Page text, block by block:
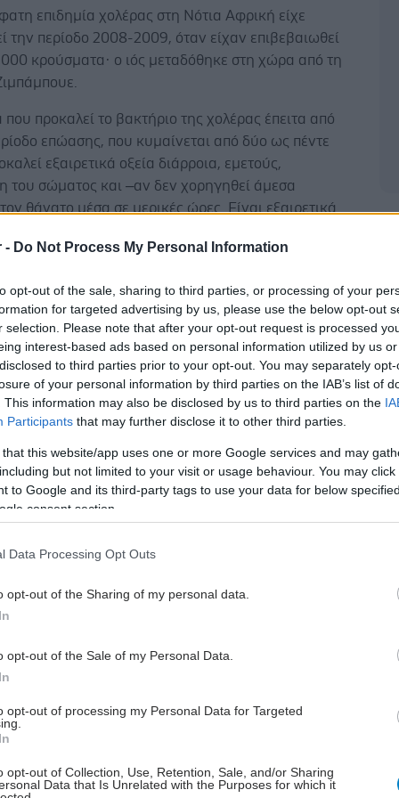
- Do Not Process My Personal Information
opt-out of the sale, sharing to third parties, or processing of your
for targeted advertising by us, please use the below opt-out
selection. Please note that after your opt-out request is processed
interest-based ads based on personal information utilized by us
to third parties prior to your opt-out. You may separately
of your personal information by third parties on the IAB’s list of
This information may also be disclosed by us to third parties on the
Participants that may further disclose it to other third parties.
that this website/app uses one or more Google services and may
but not limited to your visit or usage behaviour. You may
to Google and its third-party tags to use your data for below
consent section.
Data Processing Opt Outs
opt-out of the Sharing of my personal data.
opt-out of the Sale of my Personal Data.
opt-out of processing my Personal Data for Targeted
opt-out of Collection, Use, Retention, Sale, and/or Sharing
Data that Is Unrelated with the Purposes for which it
επιδημία χολέρας στη Νότια Αφρική είχε
την περίοδο 2008-2009, όταν είχαν επιβεβαιωθεί
κρούσματα· ο ιός μεταδόθηκε στη χώρα από τη
που προκαλεί το βακτήριο της χολέρας έπειτα από
επώασης, που κυμαίνεται από δύο ως πέντε
εξαιρετικά οξεία διάρροια, εμετούς,
του σώματος και –αν δεν χορηγηθεί άμεσα
θάνατο μέσα σε μερικές ώρες. Είναι εξαιρετικά
το iatronet.gr στο Discover
στη Ρόδο: ''Σε ενάμιση χρόνο, το νοσοκομείο θα
'Αμεσα μέτρα για την αντιμετώπιση των
προσωπικού
χαμηλών λιπαρών βοηθά στην απώλεια βάρους
φάρμακο για τη ναρκοληψία